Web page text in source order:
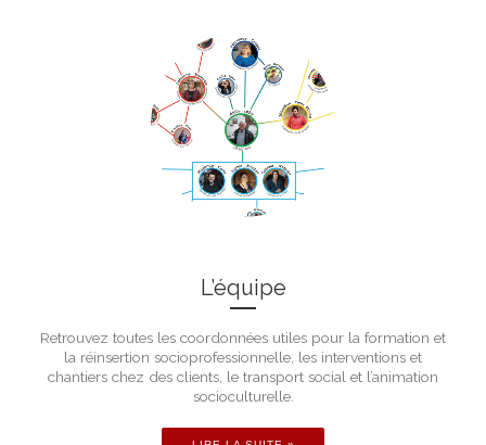
L’équipe
Retrouvez toutes les coordonnées utiles pour la formation et
la réinsertion socioprofessionnelle, les interventions et
chantiers chez des clients, le transport social et l’animation
socioculturelle.